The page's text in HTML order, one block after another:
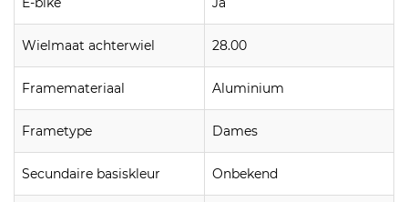
Wielmaat achterwiel 28.00
Framemateriaal Aluminium
Frametype Dames
Secundaire basiskleur Onbekend